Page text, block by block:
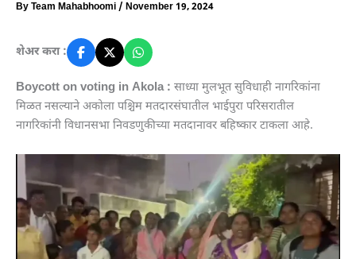
ByTeam Mahabhoomi/ November 19, 2024
शेअर करा :
Boycott on voting in Akola : साध्या मुलभूत सुविधाही नागरिकांना
मिळत नसल्याने अकोला पश्चिम मतदारसंघातील भाईपुरा परिसरातील
नागरिकांनी विधानसभा निवडणुकीच्या मतदानावर बहिष्कार टाकला आहे.